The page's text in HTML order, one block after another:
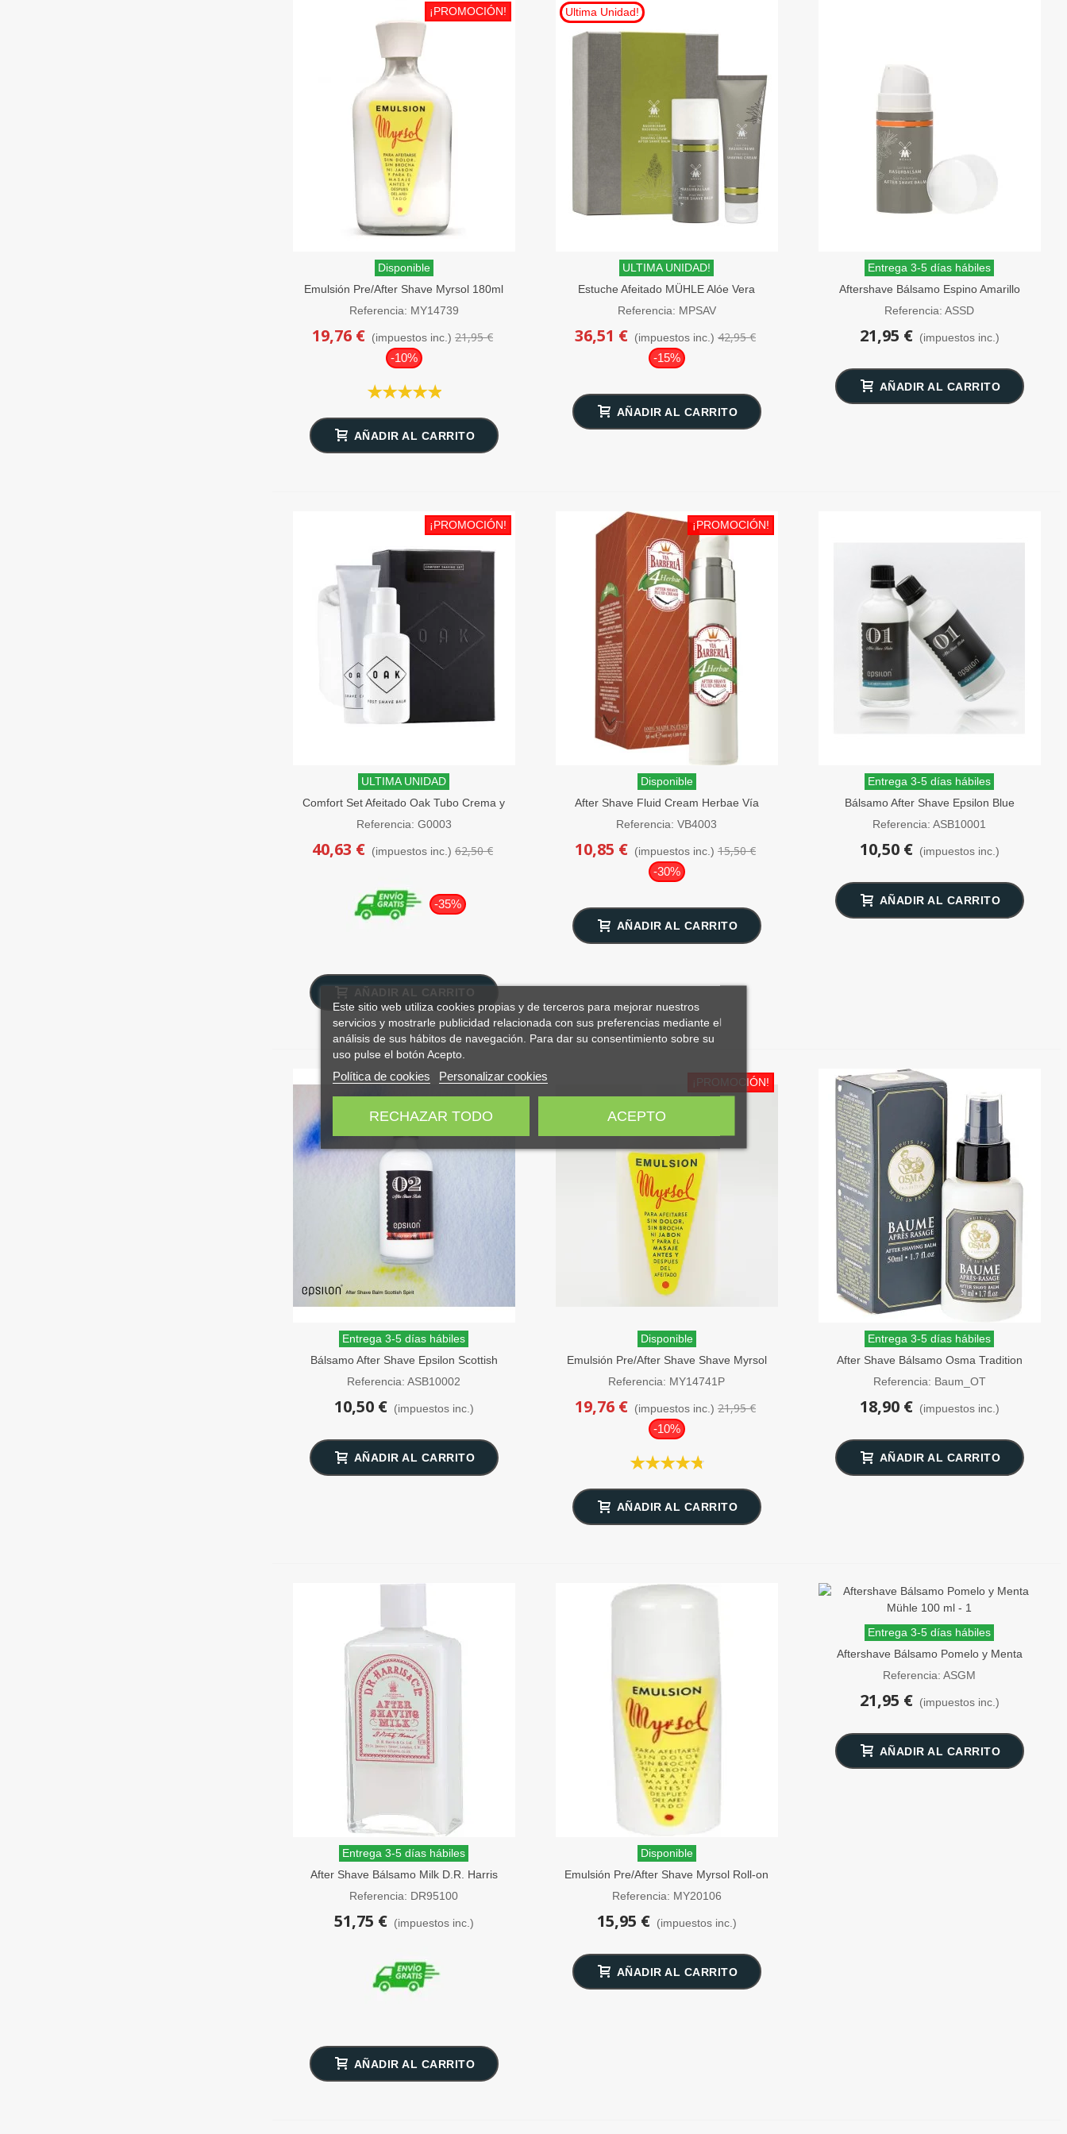
¡PROMOCIÓN!
Disponible
Emulsión Pre/After Shave Myrsol 180ml
Referencia: MY14739
19,76 € (impuestos inc.) 21,95 €
-10%
AÑADIR AL CARRITO
Ultima Unidad!
ULTIMA UNIDAD!
Estuche Afeitado MÜHLE Alóe Vera
Crema y Bálsamo
Referencia: MPSAV
36,51 € (impuestos inc.) 42,95 €
-15%
AÑADIR AL CARRITO
Entrega 3-5 días hábiles
Aftershave Bálsamo Espino Amarillo
MÜHLE 100 ml
Referencia: ASSD
21,95 € (impuestos inc.)
AÑADIR AL CARRITO
¡PROMOCIÓN!
ULTIMA UNIDAD
Comfort Set Afeitado Oak Tubo Crema y
Bálsamo + Toalla
Referencia: G0003
40,63 € (impuestos inc.) 62,50 €
-35%
¡PROMOCIÓN!
Disponible
After Shave Fluid Cream Herbae Vía
Barbería 50 ml.
Referencia: VB4003
10,85 € (impuestos inc.) 15,50 €
-30%
AÑADIR AL CARRITO
Entrega 3-5 días hábiles
Bálsamo After Shave Epsilon Blue
Mediterranean 100 ml
Referencia: ASB10001
10,50 € (impuestos inc.)
AÑADIR AL CARRITO
Entrega 3-5 días hábiles
Bálsamo After Shave Epsilon Scottish
Spirit 100 ml
Referencia: ASB10002
10,50 € (impuestos inc.)
AÑADIR AL CARRITO
¡PROMOCIÓN!
Disponible
Emulsión Pre/After Shave Shave Myrsol
200 ml
Referencia: MY14741P
19,76 € (impuestos inc.) 21,95 €
-10%
AÑADIR AL CARRITO
Entrega 3-5 días hábiles
After Shave Bálsamo Osma Tradition
50ml
Referencia: Baum_OT
18,90 € (impuestos inc.)
AÑADIR AL CARRITO
Entrega 3-5 días hábiles
After Shave Bálsamo Milk D.R. Harris
100ml
Referencia: DR95100
51,75 € (impuestos inc.)
AÑADIR AL CARRITO
Disponible
Emulsión Pre/After Shave Myrsol Roll-on
75ml Sin Alcohol
Referencia: MY20106
15,95 € (impuestos inc.)
AÑADIR AL CARRITO
Entrega 3-5 días hábiles
Aftershave Bálsamo Pomelo y Menta
Mühle 100 ml
Referencia: ASGM
21,95 € (impuestos inc.)
AÑADIR AL CARRITO
Este sitio web utiliza cookies propias y de terceros para mejorar nuestros
servicios y mostrarle publicidad relacionada con sus preferencias mediante el
análisis de sus hábitos de navegación. Para dar su consentimiento sobre su
uso pulse el botón Acepto.
Política de cookies Personalizar cookies
RECHAZAR TODO ACEPTO